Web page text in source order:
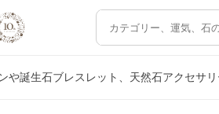
や誕生石ブレスレット、天然石アクセサ